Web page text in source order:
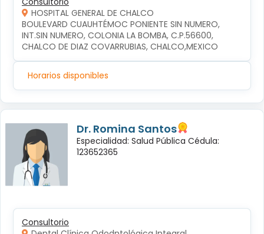
HOSPITAL GENERAL DE CHALCO
BOULEVARD CUAUHTÉMOC PONIENTE SIN NUMERO,
INT.SIN NUMERO, COLONIA LA BOMBA, C.P.56600,
CHALCO DE DIAZ COVARRUBIAS, CHALCO,MEXICO
Horarios disponibles
Dr. Romina Santos
Especialidad: Salud Pública Cédula:
123652365
Consultorio